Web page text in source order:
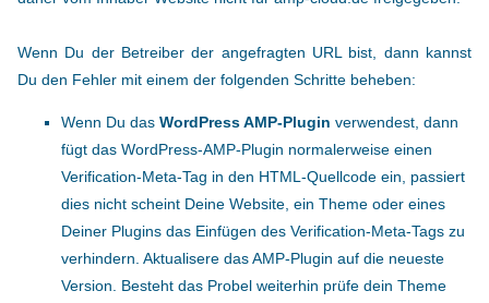
Wenn Du der Betreiber der angefragten URL bist, dann kannst
Du den Fehler mit einem der folgenden Schritte beheben:
Wenn Du das WordPress AMP-Plugin verwendest, dann
fügt das WordPress-AMP-Plugin normalerweise einen
Verification-Meta-Tag in den HTML-Quellcode ein, passiert
dies nicht scheint Deine Website, ein Theme oder eines
Deiner Plugins das Einfügen des Verification-Meta-Tags zu
verhindern. Aktualisere das AMP-Plugin auf die neueste
Version. Besteht das Probel weiterhin prüfe dein Theme